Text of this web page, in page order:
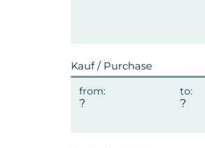
Kauf / Purchase